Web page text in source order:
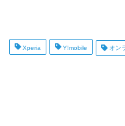
Xperia Y!mobile オン